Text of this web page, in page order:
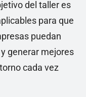
del taller es
para que
puedan
generar mejores
cada vez